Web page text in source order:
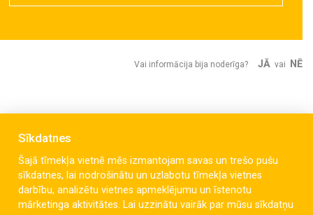
Vai informācija bija noderīga? JĀ vai NĒ
Sīkdatnes
Šajā tīmekļa vietnē mēs izmantojam savas un trešo pušu
sīkdatnes, lai nodrošinātu un uzlabotu tīmekļa vietnes
darbību, analizētu vietnes apmeklējumu un īstenotu
mārketinga aktivitātes. Lai uzzinātu vairāk par mūsu sīkdatņu